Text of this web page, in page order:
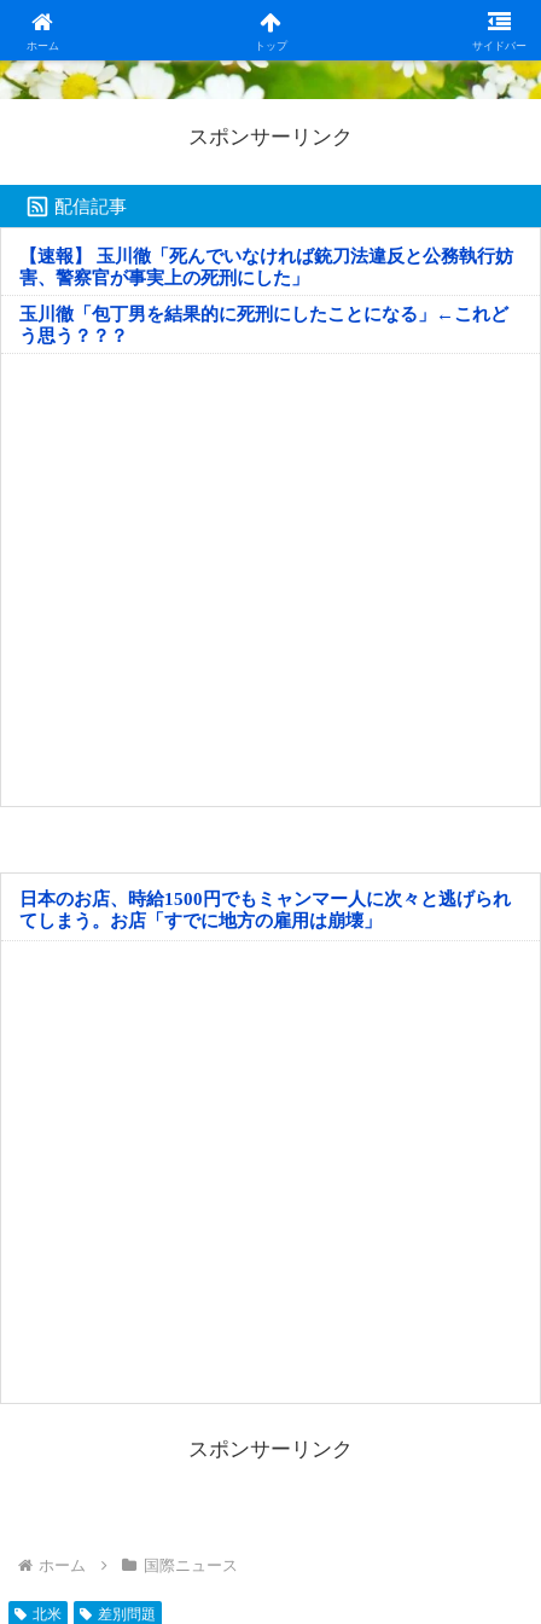
ホーム トップ サイドバー
日本第一！ニュース録
スポンサーリンク
配信記事
【速報】 玉川徹「死んでいなければ銃刀法違反と公務執行妨
害、警察官が事実上の死刑にした」
玉川徹「包丁男を結果的に死刑にしたことになる」←これど
う思う？？？
日本のお店、時給1500円でもミャンマー人に次々と逃げられ
てしまう。お店「すでに地方の雇用は崩壊」
スポンサーリンク
ホーム 国際ニュース
北米 差別問題